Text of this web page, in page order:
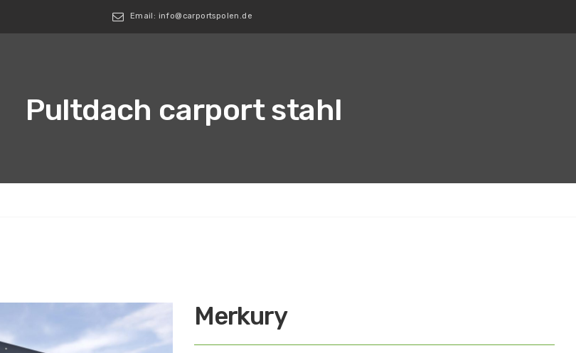
Email: info@carportspolen.de
Pultdach carport stahl
Merkury